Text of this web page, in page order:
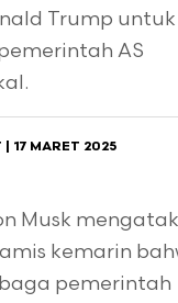
Trump untuk
AS
| 17 MARET 2025
Musk
kemarin
pemerintah